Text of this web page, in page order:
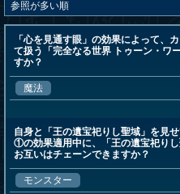
「心を見通す眼」の効果によって、
て扱う「完全なる世界 トゥーン・ワ
すか？
魔法
自身と「王の遺宝祀りし聖域」を見
①の効果適用中に、「王の遺宝祀り
お互いはチェーンできますか？
モンスター